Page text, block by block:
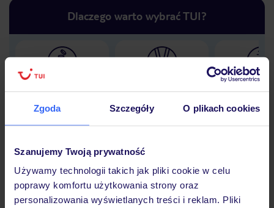
Zgoda Szczegóły O plikach cookies
Szanujemy Twoją prywatność
Używamy technologii takich jak pliki cookie w celu
poprawy komfortu użytkowania strony oraz
personalizowania wyświetlanych treści i reklam. Pliki
Dlaczego warto wybrać TUI?
Lider niskich cen
podróży w Polsce
30 lat w
Hotel